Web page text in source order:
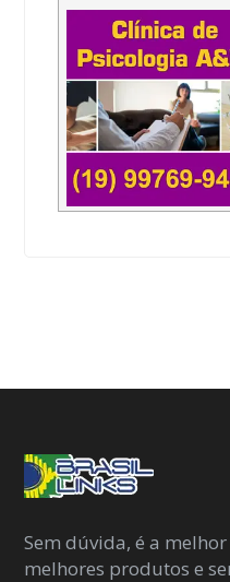
Sem dúvida, é a
melhores produtos e